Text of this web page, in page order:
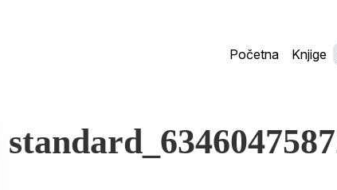
Početna Knjige